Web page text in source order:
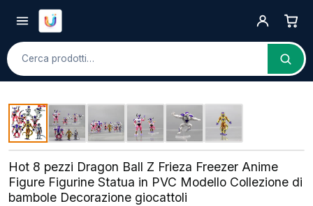
Cerca
Hot 8 pezzi Dragon Ball Z Frieza Freezer Anime
Figure Figurine Statua in PVC Modello Collezione di
bambole Decorazione giocattoli